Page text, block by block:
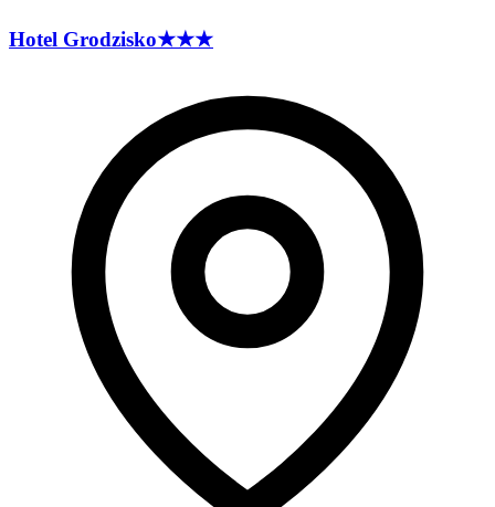
Hotel Grodzisko★★★